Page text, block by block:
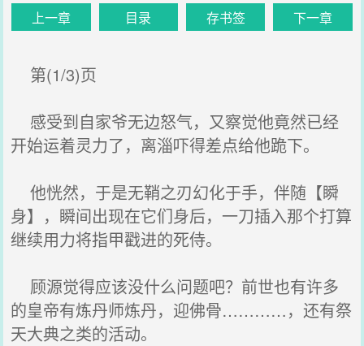
上一章 目录 存书签 下一章
第(1/3)页
感受到自家爷无边怒气，又察觉他竟然已经
开始运着灵力了，离淄吓得差点给他跪下。
他恍然，于是无鞘之刃幻化于手，伴随【瞬
身】，瞬间出现在它们身后，一刀插入那个打算
继续用力将指甲戳进的死侍。
顾源觉得应该没什么问题吧？前世也有许多
的皇帝有炼丹师炼丹，迎佛骨…………，还有祭
天大典之类的活动。